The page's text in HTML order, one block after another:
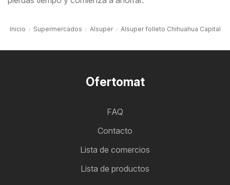
Inicio Supermercados Alsuper Alsuper folleto Chihuahua Capital
Ofertomat
FAQ
Contacto
Lista de comercios
Lista de productos